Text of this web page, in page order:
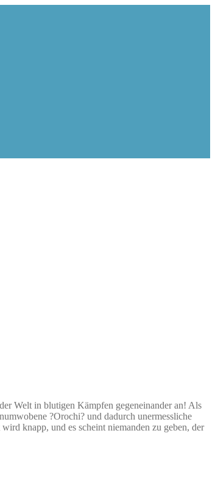
Welt in blutigen Kämpfen gegeneinander an! Als
?Orochi? und dadurch unermessliche
knapp, und es scheint niemanden zu geben, der